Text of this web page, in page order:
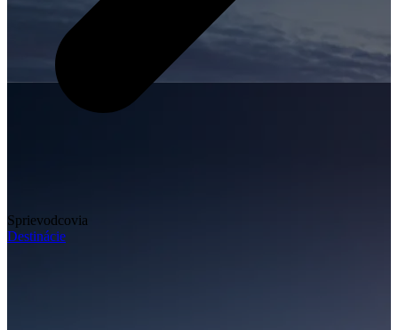
Sprievodcovia
Destinácie